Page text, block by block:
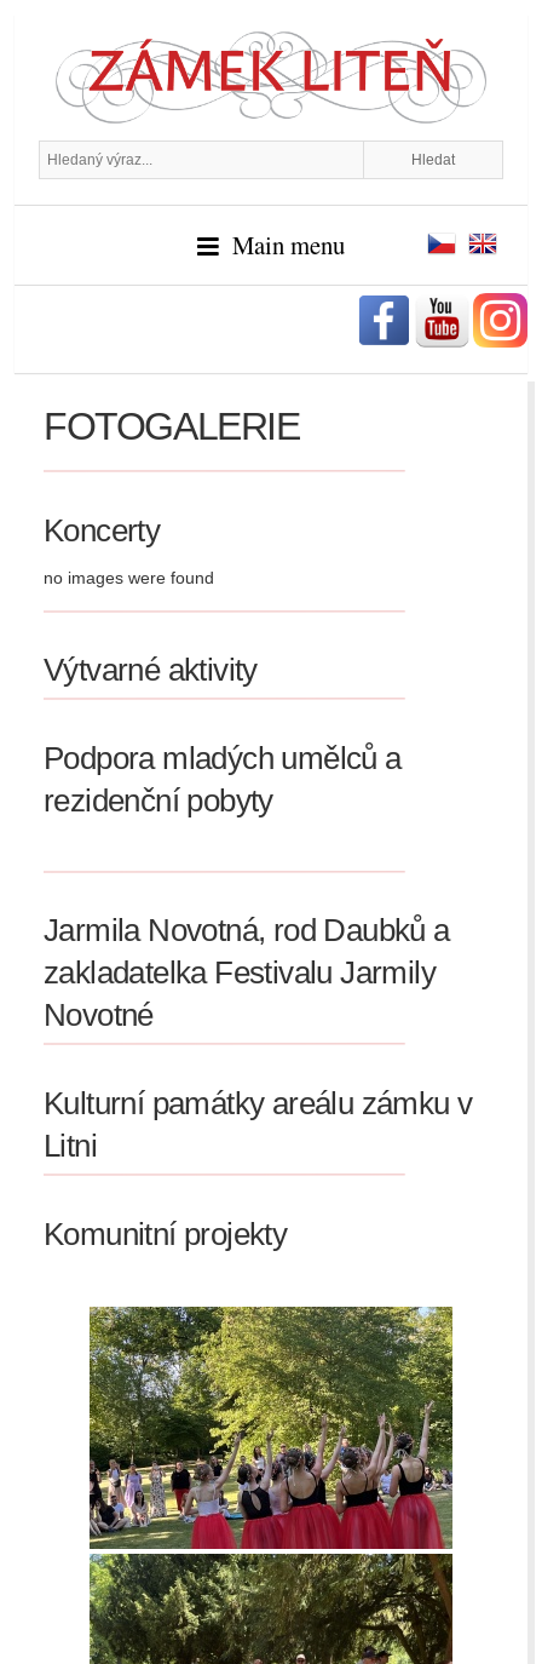
Main menu
FOTOGALERIE
Koncerty
no images were found
Výtvarné aktivity
Podpora mladých umělců a
rezidenční pobyty
Jarmila Novotná, rod Daubků a
zakladatelka Festivalu Jarmily
Novotné
Kulturní památky areálu zámku v
Litni
Komunitní projekty